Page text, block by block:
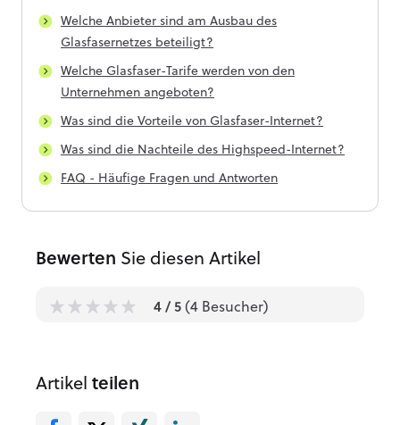
Welche Anbieter sind am Ausbau des
Glasfasernetzes beteiligt?
Welche Glasfaser-Tarife werden von den
Unternehmen angeboten?
Was sind die Vorteile von Glasfaser-Internet?
Was sind die Nachteile des Highspeed-Internet?
FAQ - Häufige Fragen und Antworten
Bewerten Sie diesen Artikel
4 / 5 (4 Besucher)
Artikel teilen